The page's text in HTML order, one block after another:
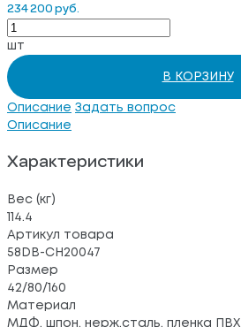
234 200 руб.
шт
В КОРЗИНУ
Описание Задать вопрос
Описание
Характеристики
Вес (кг)
114.4
Артикул товара
58DB-CH20047
Размер
42/80/160
Материал
МДФ, шпон, нерж.сталь, пленка ПВХ